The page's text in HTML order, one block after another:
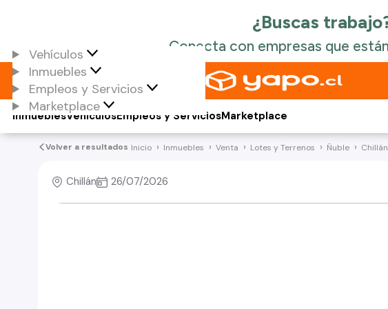
Vehículos
Inmuebles
Empleos y Servicios
Marketplace
Vehículos
Inmuebles Empleos y ServiciosMarketplace
Volver a resultados Inicio Inmuebles Venta Lotes y Terrenos Ñuble Chillán
Chillán 26/07/2026